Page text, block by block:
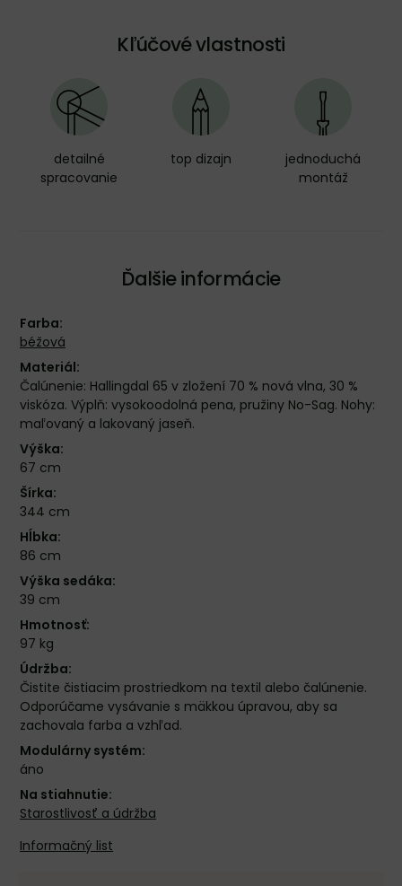
Kľúčové vlastnosti
detailné
spracovanie
top dizajn
jednoduchá
montáž
Ďalšie informácie
Farba:
béžová
Materiál:
Čalúnenie: Hallingdal 65 v zložení 70 % nová vlna, 30 %
viskóza. Výplň: vysokoodolná pena, pružiny No-Sag. Nohy:
maľovaný a lakovaný jaseň.
Výška:
67 cm
Šírka:
344 cm
Hĺbka:
86 cm
Výška sedáka:
39 cm
Hmotnosť:
97 kg
Údržba:
Čistite čistiacim prostriedkom na textil alebo čalúnenie.
Odporúčame vysávanie s mäkkou úpravou, aby sa
zachovala farba a vzhľad.
Modulárny systém:
áno
Na stiahnutie:
Starostlivosť a údržba
Informačný list